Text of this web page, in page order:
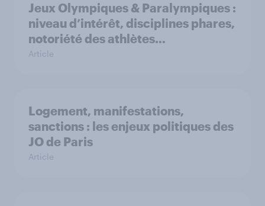
Jeux Olympiques & Paralympiques :
niveau d’intérêt, disciplines phares,
notoriété des athlètes…
Article
Logement, manifestations,
sanctions : les enjeux politiques des
JO de Paris
Article